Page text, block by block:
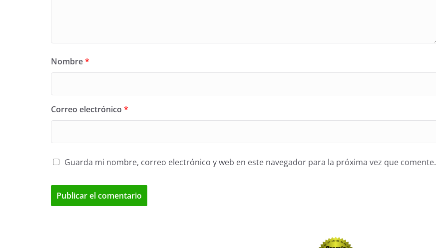
Nombre*
Correo electrónico *
Guarda mi nombre, correo electrónico y web en este navegador para la próxima vez que comente.